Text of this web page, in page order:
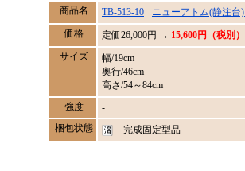
商品名 TB-513-10
ニューアトム(静注台)
価格
定価26,000円 → 15,600円（税別）
サイズ
幅/19cm
奥行/46cm
高さ/54～84cm
強度
-
梱包状態
完成固定型品